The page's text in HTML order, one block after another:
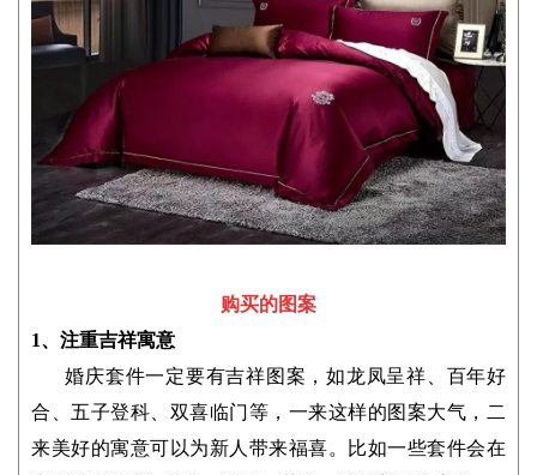
购买的图案
1、注重吉祥寓意
婚庆套件一定要有吉祥图案，如龙凤呈祥、百年好
合、五子登科、双喜临门等，一来这样的图案大气，二
来美好的寓意可以为新人带来福喜。比如一些套件会在